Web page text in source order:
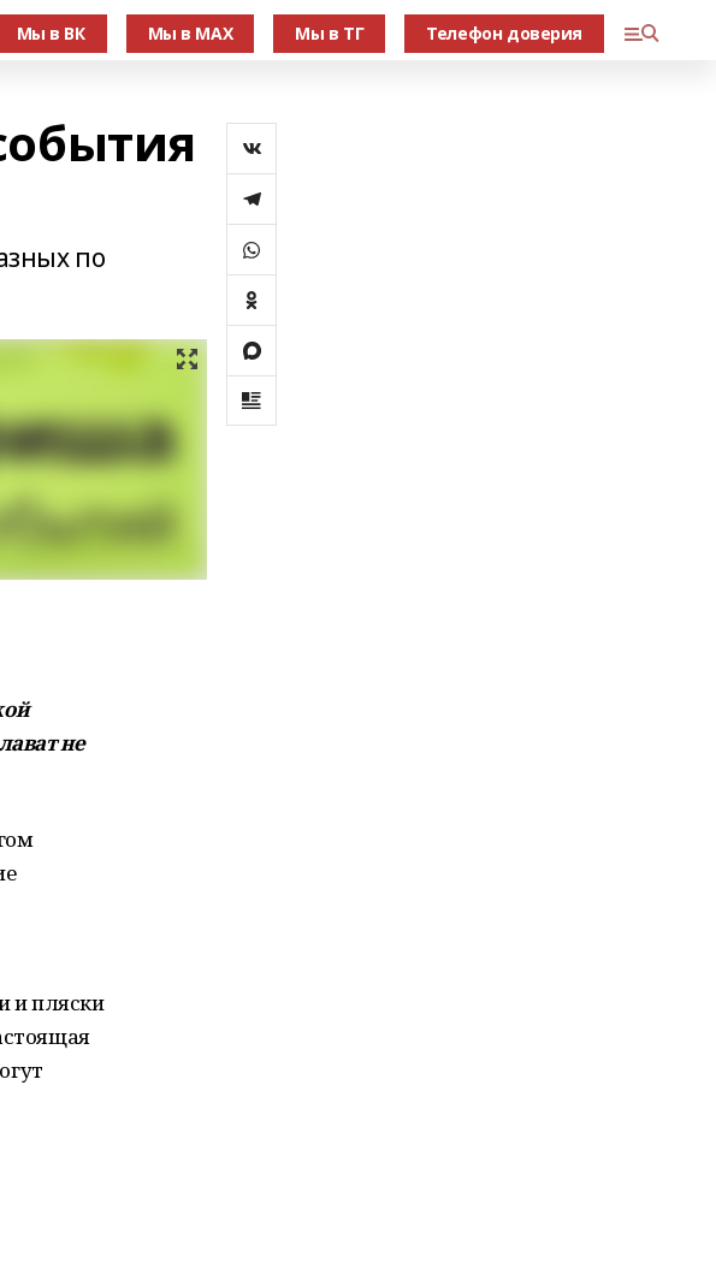
Мы в ВК Мы в МАХ Мы в ТГ Телефон доверия
по
не
и пляски